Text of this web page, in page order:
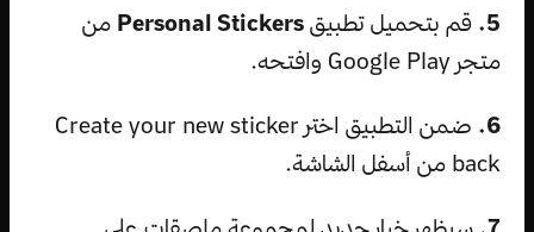
5. قم بتحميل تطبيق Personal Stickers من
متجر Google Play وافتحه.
6.
ضمن التطبيق اختر Create your new sticker
back من أسفل الشاشة.